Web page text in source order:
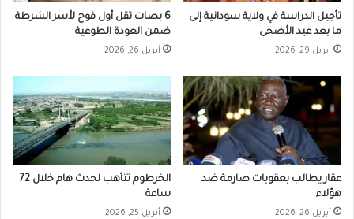
تأجيل الدراسة في ولاية سودانية إلى
ما بعد عيد الأضحى
أبريل 29, 2026
6 بصات تقل أول فوج لأسر الشرطة
ضمن العودة الطوعية
أبريل 26, 2026
عقار يطالب بعقوبات صارمة ضد
هؤلاء
أبريل 26, 2026
الخرطوم تتأهب لحدث هام خلال 72
ساعة
أبريل 25, 2026